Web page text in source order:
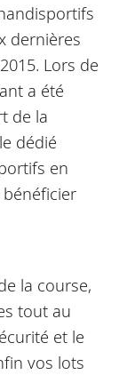
dernières
Lors de
a été
de la
dédié
en
la course,
tout au
et le
vos lots